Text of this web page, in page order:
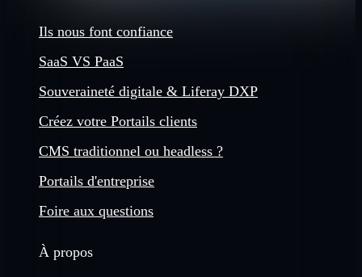
Ils nous font confiance
SaaS VS PaaS
Souveraineté digitale & Liferay DXP
Créez votre Portails clients
CMS traditionnel ou headless ?
Portails d'entreprise
Foire aux questions
À propos